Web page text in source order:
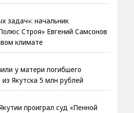
задач»: начальник
Строя» Евгений Самсонов
климате
у матери погибшего
Якутска 5 млн рублей
проиграл суд «Пенной